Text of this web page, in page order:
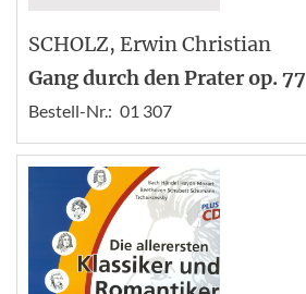
SCHOLZ, Erwin Christian
Gang durch den Prater op. 77
Bestell-Nr.: 01 307